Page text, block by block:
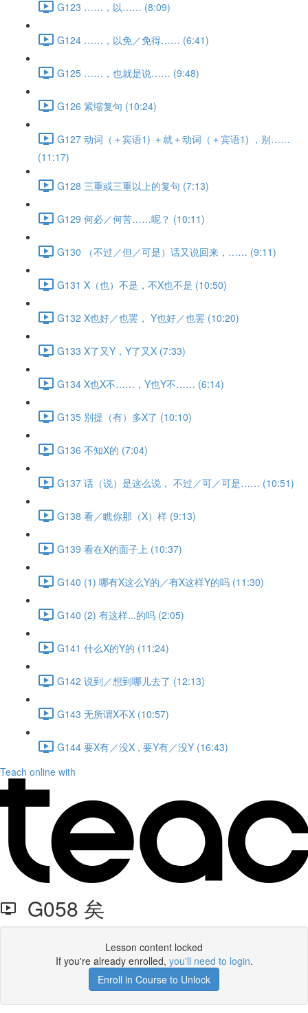
G123 ……，以…… (8:09)
G124 ……，以免／免得…… (6:41)
G125 ……，也就是说…… (9:48)
G126 紧缩复句 (10:24)
G127 动词（＋宾语1) ＋就＋动词（＋宾语1) ，别……
(11:17)
G128 三重或三重以上的复句 (7:13)
G129 何必／何苦……呢？ (10:11)
G130 （不过／但／可是）话又说回来，…… (9:11)
G131 X（也）不是，不X也不是 (10:50)
G132 X也好／也罢， Y也好／也罢 (10:20)
G133 X了又Y，Y了又X (7:33)
G134 X也X不……，Y也Y不…… (6:14)
G135 别提（有）多X了 (10:10)
G136 不知X的 (7:04)
G137 话（说）是这么说， 不过／可／可是…… (10:51)
G138 看／瞧你那（X）样 (9:13)
G139 看在X的面子上 (10:37)
G140 (1) 哪有X这么Y的／有X这样Y的吗 (11:30)
G140 (2) 有这样...的吗 (2:05)
G141 什么X的Y的 (11:24)
G142 说到／想到哪儿去了 (12:13)
G143 无所谓X不X (10:57)
G144 要X有／没X , 要Y有／没Y (16:43)
Teach online with
G058 矣
Lesson content locked
If you're already enrolled, you'll need to login.
Enroll in Course to Unlock